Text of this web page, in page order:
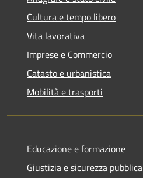
Cultura e tempo libero
Vita lavorativa
Imprese e Commercio
Catasto e urbanistica
Mobilità e trasporti
Educazione e formazione
Giustizia e sicurezza pubblica